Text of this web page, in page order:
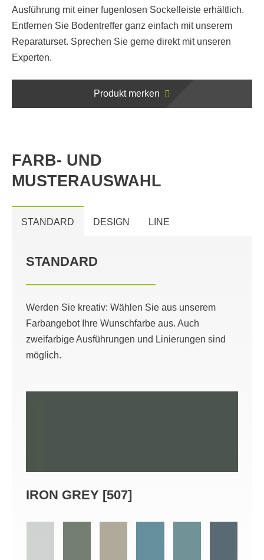
Ausführung mit einer fugenlosen Sockelleiste erhältlich.
Entfernen Sie Bodentreffer ganz einfach mit unserem
Reparaturset. Sprechen Sie gerne direkt mit unseren
Experten.
Produkt merken
FARB- UND
MUSTERAUSWAHL
STANDARD DESIGN LINE
STANDARD
Werden Sie kreativ: Wählen Sie aus unserem
Farbangebot Ihre Wunschfarbe aus. Auch
zweifarbige Ausführungen und Linierungen sind
möglich.
IRON GREY [507]